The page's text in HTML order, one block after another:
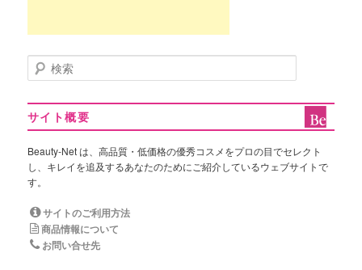
検
索
サイト概要
Beauty-Net は、高品質・低価格の優秀コスメをプロの目でセレクト
し、キレイを追及するあなたのためにご紹介しているウェブサイトで
す。
サイトのご利用方法
商品情報について
お問い合せ先